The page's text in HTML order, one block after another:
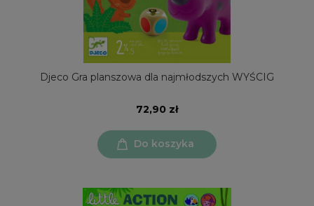
Djeco Gra planszowa dla najmłodszych WYŚCIG
72,90 zł
Do koszyka